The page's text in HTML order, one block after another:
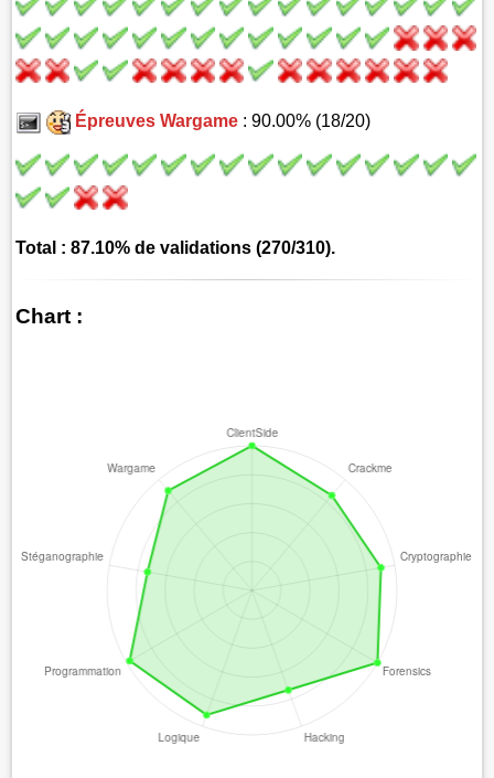
Épreuves Wargame: 90.00% (18/20)
Total : 87.10% de validations (270/310).
Chart :